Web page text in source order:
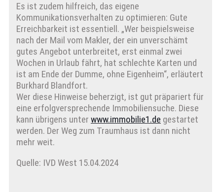
Es ist zudem hilfreich, das eigene
Kommunikationsverhalten zu optimieren: Gute
Erreichbarkeit ist essentiell. „Wer beispielsweise
nach der Mail vom Makler, der ein unverschämt
gutes Angebot unterbreitet, erst einmal zwei
Wochen in Urlaub fährt, hat schlechte Karten und
ist am Ende der Dumme, ohne Eigenheim“, erläutert
Burkhard Blandfort.
Wer diese Hinweise beherzigt, ist gut präpariert für
eine erfolgversprechende Immobiliensuche. Diese
kann übrigens unter www.immobilie1.de gestartet
werden. Der Weg zum Traumhaus ist dann nicht
mehr weit.
Quelle: IVD West 15.04.2024